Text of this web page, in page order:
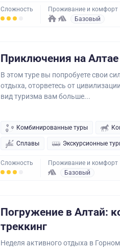
Сложность
Проживание и комфорт
Базовый
Приключения на Алтае
В этом туре вы попробуете свои
отдыха, оторветесь от
вид туризма вам больше...
Комбинированные туры
Сплавы Экскурсионные
Сложность
Проживание и комфорт
Базовый
Погружение в Алтай:
треккинг
Неделя активного отдыха в